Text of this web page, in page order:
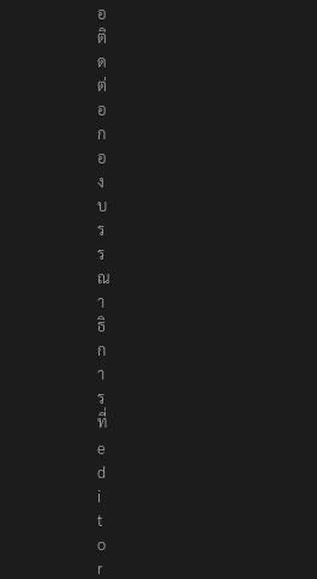
อ
ติ
ด
ต่
อ
ก
อ
ง
บ
ร
ร
ณ
า
ธิ
ก
า
ร
ที่
e
d
i
t
o
r